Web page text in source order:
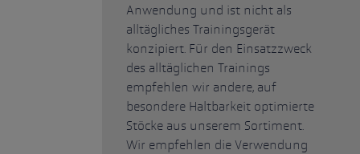
Anwendung und ist nicht als
alltägliches Trainingsgerät
konzipiert. Für den Einsatzzweck
des alltäglichen Trainings
empfehlen wir andere, auf
besondere Haltbarkeit optimierte
Stöcke aus unserem Sortiment.
Wir empfehlen die Verwendung